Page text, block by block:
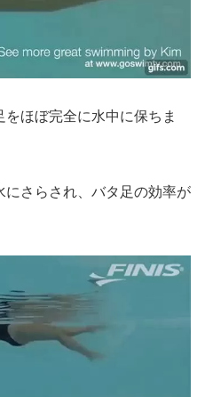
ほぼ完全に水中に保ちま
にさらされ、バタ足の効率が